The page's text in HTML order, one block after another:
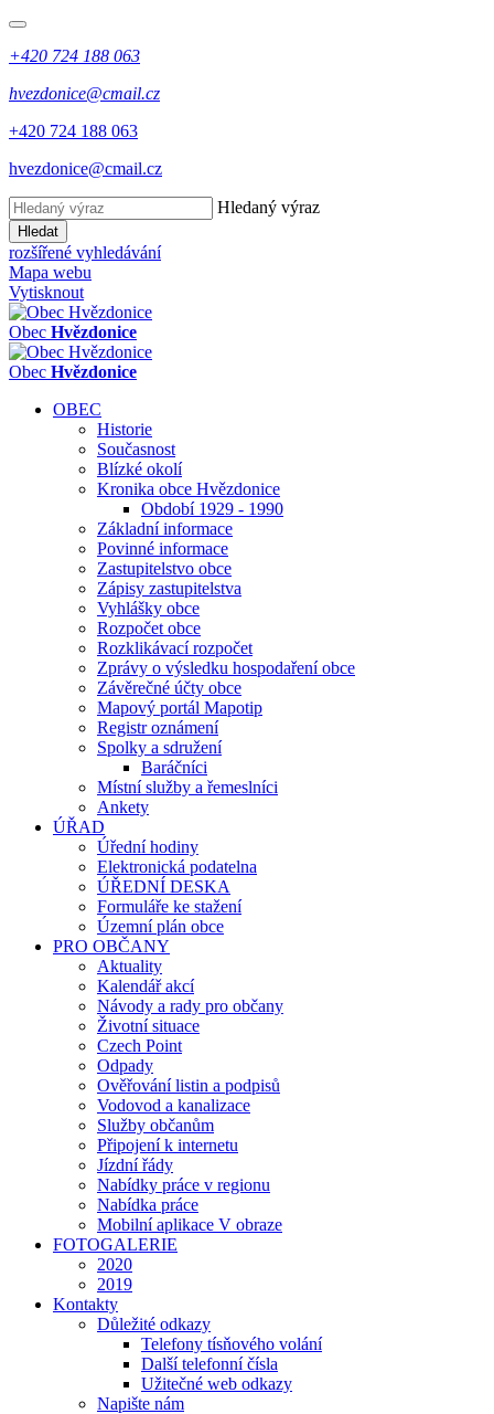
+420 724 188 063
hvezdonice@cmail.cz
+420 724 188 063
hvezdonice@cmail.cz
Hledaný výraz
Hledat
rozšířené vyhledávání
Mapa webu
Vytisknout
Obec Hvězdonice
Obec Hvězdonice
OBEC
Historie
Současnost
Blízké okolí
Kronika obce Hvězdonice
Období 1929 - 1990
Základní informace
Povinné informace
Zastupitelstvo obce
Zápisy zastupitelstva
Vyhlášky obce
Rozpočet obce
Rozklikávací rozpočet
Zprávy o výsledku hospodaření obce
Závěrečné účty obce
Mapový portál Mapotip
Registr oznámení
Spolky a sdružení
Baráčníci
Místní služby a řemeslníci
Ankety
ÚŘAD
Úřední hodiny
Elektronická podatelna
ÚŘEDNÍ DESKA
Formuláře ke stažení
Územní plán obce
PRO OBČANY
Aktuality
Kalendář akcí
Návody a rady pro občany
Životní situace
Czech Point
Odpady
Ověřování listin a podpisů
Vodovod a kanalizace
Služby občanům
Připojení k internetu
Jízdní řády
Nabídky práce v regionu
Nabídka práce
Mobilní aplikace V obraze
FOTOGALERIE
2020
2019
Kontakty
Důležité odkazy
Telefony tísňového volání
Další telefonní čísla
Užitečné web odkazy
Napište nám